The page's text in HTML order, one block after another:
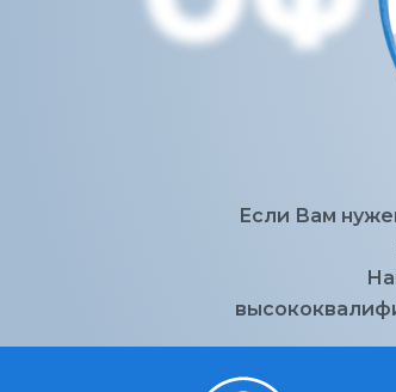
Если Вам